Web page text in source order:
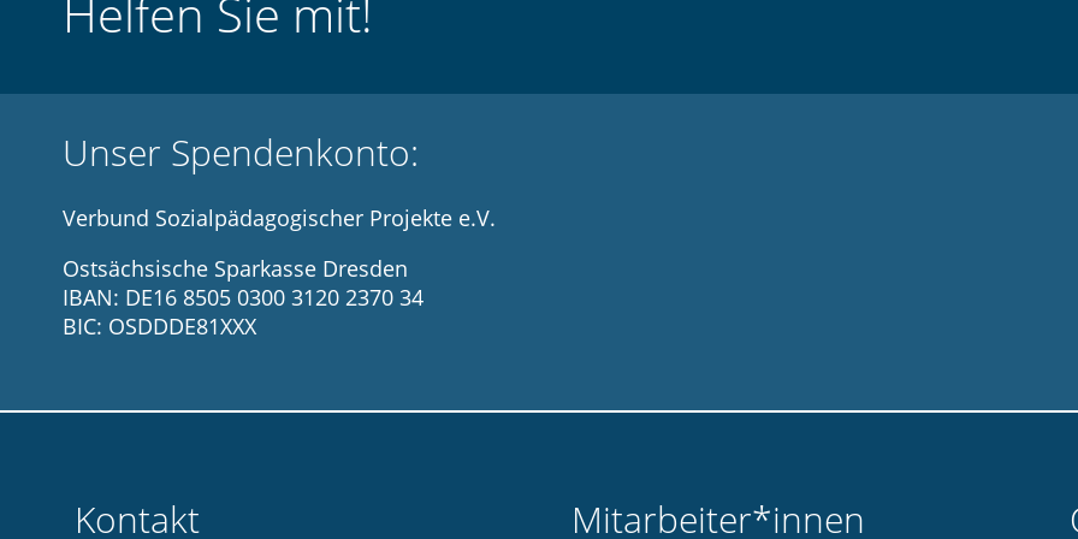
Helfen Sie mit!
Unser Spendenkonto:
Verbund Sozialpädagogischer Projekte e.V.
Ostsächsische Sparkasse Dresden
IBAN: DE16 8505 0300 3120 2370 34
BIC: OSDDDE81XXX
Kontakt Mitarbeiter*innen